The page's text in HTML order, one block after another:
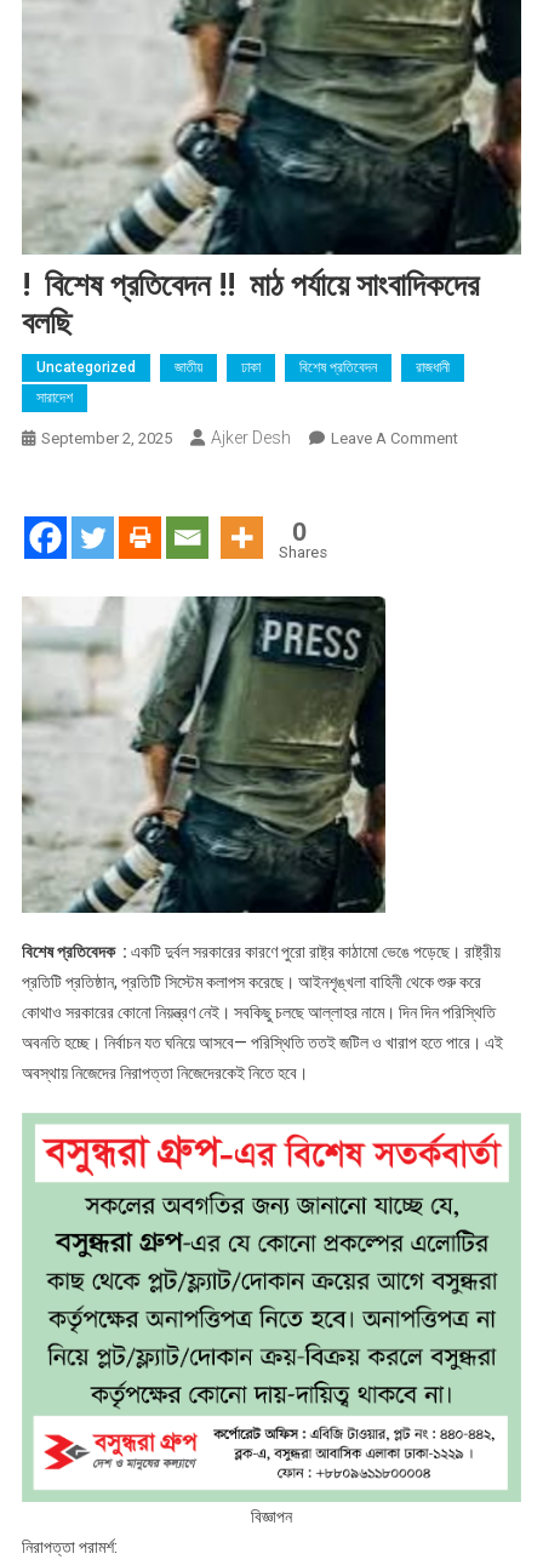
! বিশেষ প্রতিবেদন !! মাঠ পর্যায়ে সাংবাদিকদের
বলছি
Uncategorized জাতীয় ঢাকা বিশেষ প্রতিবেদন
রাজধানী
সারাদেশ
September 2, 2025 Ajker Desh Leave A CommentOn
0
Shares
বিশেষ প্রতিবেদক : একটি দুর্বল সরকারের কারণে পুরো রাষ্ট্র কাঠামো ভেঙে পড়েছে। রাষ্ট্রীয়
প্রতিটি প্রতিষ্ঠান, প্রতিটি সিস্টেম কলাপস করেছে। আইনশৃঙ্খলা বাহিনী থেকে শুরু করে
কোথাও সরকারের কোনো নিয়ন্ত্রণ নেই। সবকিছু চলছে আল্লাহর নামে। দিন দিন পরিস্থিতি
অবনতি হচ্ছে। নির্বাচন যত ঘনিয়ে আসবে— পরিস্থিতি ততই জটিল ও খারাপ হতে পারে। এই
অবস্থায় নিজেদের নিরাপত্তা নিজেদেরকেই নিতে হবে।
বিজ্ঞাপন
নিরাপত্তা পরামর্শ: